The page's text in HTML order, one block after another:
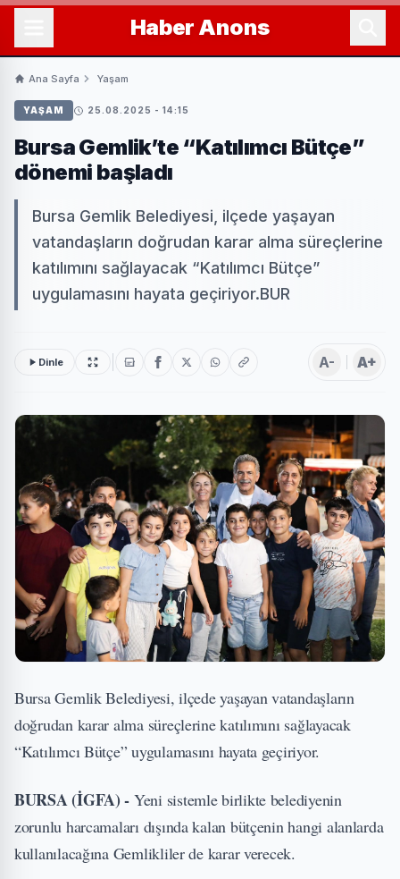
Haber Anons
Ana Sayfa Yaşam
YAŞAM 25.08.2025 - 14:15
Bursa Gemlik’te “Katılımcı Bütçe”
dönemi başladı
Bursa Gemlik Belediyesi, ilçede yaşayan
vatandaşların doğrudan karar alma süreçlerine
katılımını sağlayacak “Katılımcı Bütçe”
uygulamasını hayata geçiriyor.BUR
Dinle A- A+
Bursa Gemlik Belediyesi, ilçede yaşayan vatandaşların
doğrudan karar alma süreçlerine katılımını sağlayacak
“Katılımcı Bütçe” uygulamasını hayata geçiriyor.
BURSA (İGFA) - Yeni sistemle birlikte belediyenin
zorunlu harcamaları dışında kalan bütçenin hangi alanlarda
kullanılacağına Gemlikliler de karar verecek.